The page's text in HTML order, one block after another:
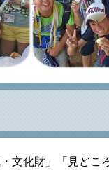
文化財」「見どこ